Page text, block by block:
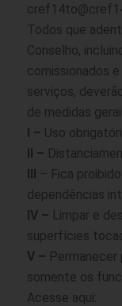
Todos que
Conselho,
comissionados
serviços,
de medidas
I – Uso
II –
III – Fica
dependências
IV – Limpar e
superfícies
V – Permanecer
somente os
Acesse aqui: